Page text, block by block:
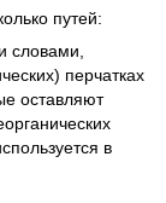
путей:
словами,
перчатках
оставляют
в